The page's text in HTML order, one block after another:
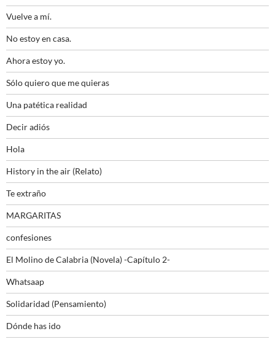
Vuelve a mí.
No estoy en casa.
Ahora estoy yo.
Sólo quiero que me quieras
Una patética realidad
Decir adiós
Hola
History in the air (Relato)
Te extraño
MARGARITAS
confesiones
El Molino de Calabria (Novela) -Capítulo 2-
Whatsaap
Solidaridad (Pensamiento)
Dónde has ido